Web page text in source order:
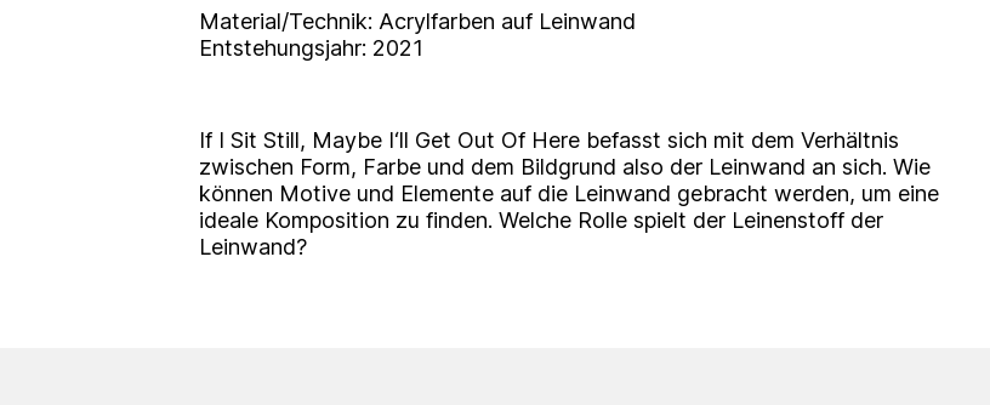
Material/Technik: Acrylfarben auf Leinwand
Entstehungsjahr: 2021
If I Sit Still, Maybe I‘ll Get Out Of Here befasst sich mit dem Verhältnis
zwischen Form, Farbe und dem Bildgrund also der Leinwand an sich. Wie
können Motive und Elemente auf die Leinwand gebracht werden, um eine
ideale Komposition zu finden. Welche Rolle spielt der Leinenstoff der
Leinwand?